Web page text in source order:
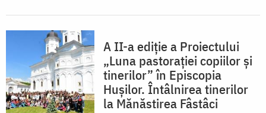
A II-a ediție a Proiectului
„Luna pastorației copiilor și
tinerilor” în Episcopia
Hușilor. Întâlnirea tinerilor
la Mănăstirea Fâstâci